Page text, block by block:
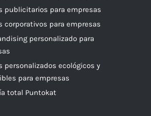
publicitarios para empresas
corporativos para empresas
personalizado para
personalizados ecológicos y
para empresas
total Puntokat